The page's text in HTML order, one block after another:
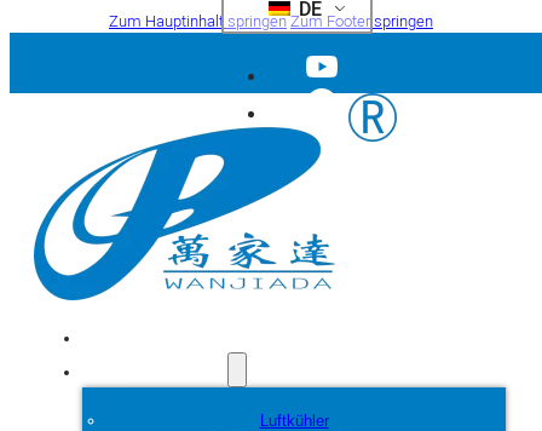
Zum Hauptinhalt springenZum Footer springen
DE
Luftkühler